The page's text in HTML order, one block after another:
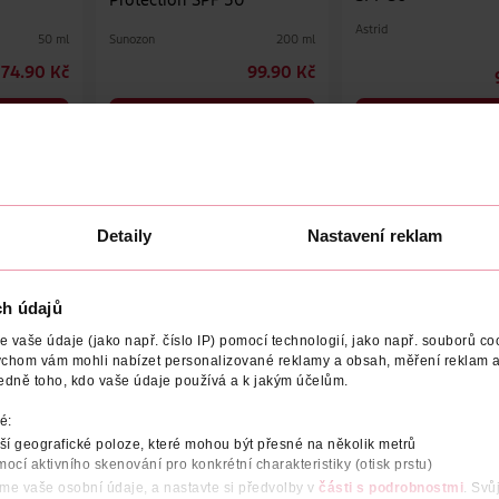
Detaily Nastavení reklam
údajů
vaše údaje (jako např. číslo IP) pomocí technologií, jako např. souborů
vám mohli nabízet personalizované reklamy a obsah, měření reklam
toho, kdo vaše údaje používá a k jakým účelům.
geografické poloze, které mohou být přesné na několik metrů
aktivního skenování pro konkrétní charakteristiky (otisk prstu)
vaše osobní údaje, a nastavte si předvolby v části s podrobnostmi .
50 ml
74.90 Kč
Sunozon 200 ml
99.90 Kč
Astrid
bronzový odstín pokožky a zároveň poskytuje ochranu
a zanechává pokožku hebkou a hydratovanou.
faktoru. Bez obsahu oktokrylenu a s veganským